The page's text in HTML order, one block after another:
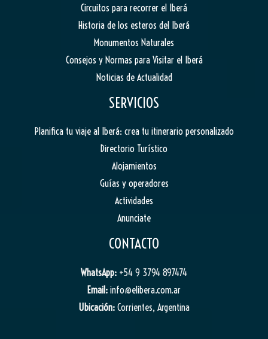
Circuitos para recorrer el Iberá
Historia de los esteros del Iberá
Monumentos Naturales
Consejos y Normas para Visitar el Iberá
Noticias de Actualidad
SERVICIOS
Planifica tu viaje al Iberá: crea tu itinerario personalizado
Directorio Turístico
Alojamientos
Guías y operadores
Actividades
Anunciate
CONTACTO
WhatsApp: +54 9 3794 897474
Email: info@elibera.com.ar
Ubicación: Corrientes, Argentina